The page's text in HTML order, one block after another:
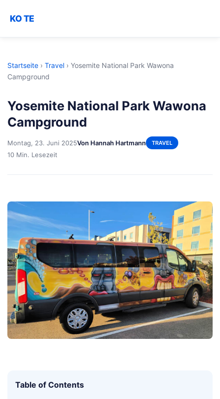
KO TE
Startseite › Travel › Yosemite National Park Wawona
Campground
Yosemite National Park Wawona
Campground
Montag, 23. Juni 2025Von Hannah Hartmann TRAVEL
10 Min. Lesezeit
Table of Contents